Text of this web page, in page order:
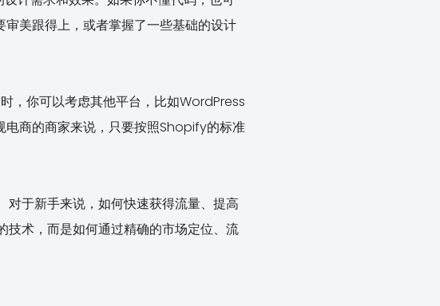
美跟得上，或者掌握了一些基础的设计
，你可以考虑其他平台，比如WordPress
商的商家来说，只要按照Shopify的标准
对于新手来说，如何快速获得流量、提高
技术，而是如何通过精确的市场定位、流